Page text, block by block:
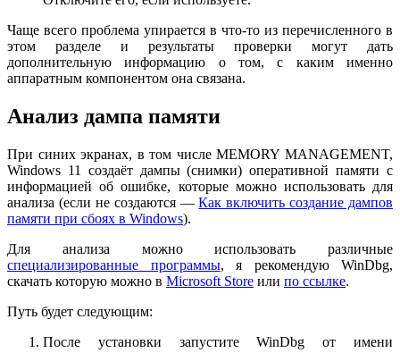
Чаще всего проблема упирается в что-то из перечисленного в
этом разделе и результаты проверки могут дать
дополнительную информацию о том, с каким именно
аппаратным компонентом она связана.
Анализ дампа памяти
При синих экранах, в том числе MEMORY MANAGEMENT,
Windows 11 создаёт дампы (снимки) оперативной памяти с
информацией об ошибке, которые можно использовать для
анализа (если не создаются —Как включить создание дампов
памяти при сбоях в Windows).
Для анализа можно использовать различные
специализированные программы, я рекомендую WinDbg,
скачать которую можно в Microsoft Store или по ссылке.
Путь будет следующим:
После установки запустите WinDbg от имени